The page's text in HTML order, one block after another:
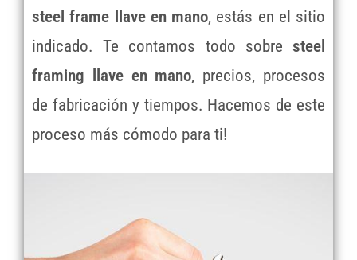
steel frame llave en mano, estás en el sitio
indicado. Te contamos todo sobre steel
framing llave en mano, precios, procesos
de fabricación y tiempos. Hacemos de este
proceso más cómodo para ti!